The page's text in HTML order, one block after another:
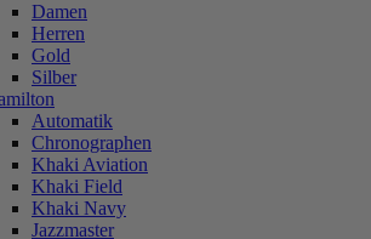
Damen
Herren
Gold
Silber
Automatik
Chronographen
Khaki Aviation
Khaki Field
Khaki Navy
Jazzmaster